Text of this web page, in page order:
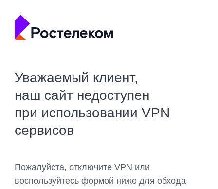
Уважаемый клиент,
наш сайт недоступен
при использовании VPN
сервисов
Пожалуйста, отключите VPN или
воспользуйтесь формой ниже для обхода